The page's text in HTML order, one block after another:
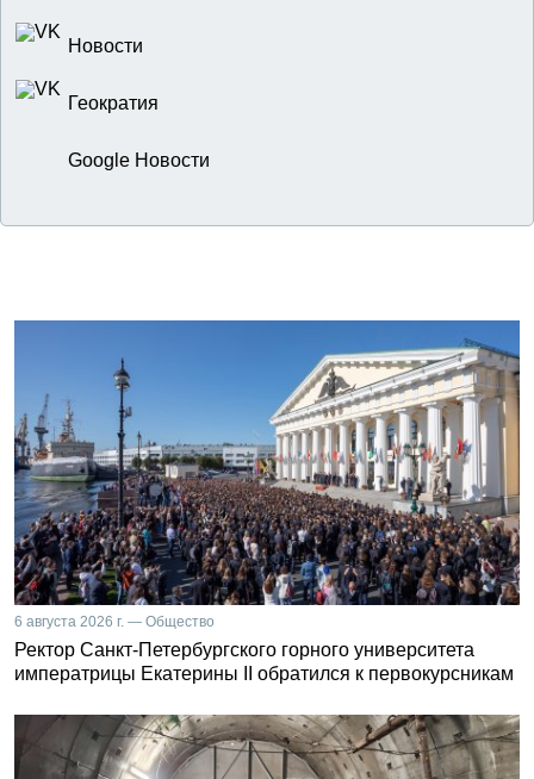
Новости
Геократия
Google Новости
6 августа 2026 г. — Общество
Ректор Санкт-Петербургского горного университета
императрицы Екатерины II обратился к первокурсникам